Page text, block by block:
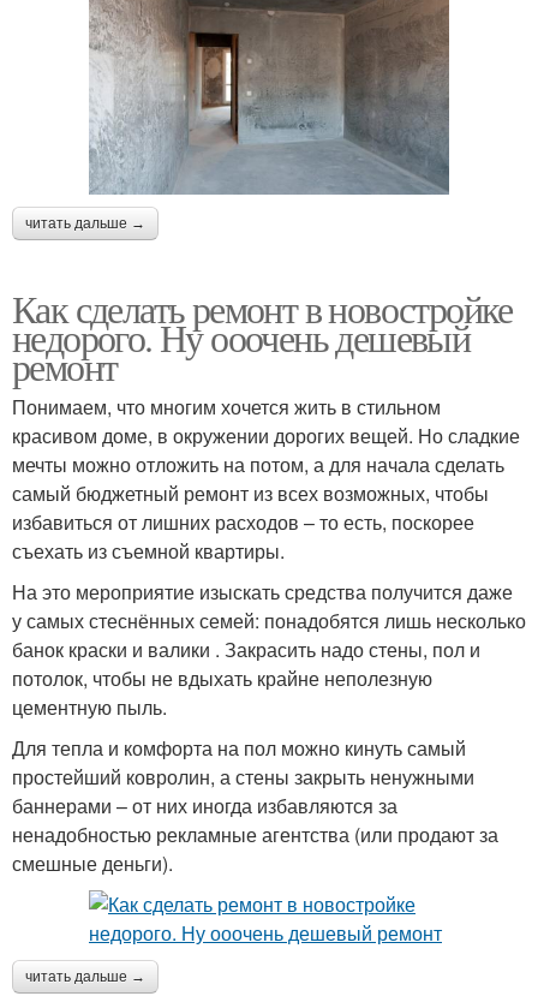
читать дальше →
Как сделать ремонт в новостройке
недорого. Ну ооочень дешевый
ремонт
Понимаем, что многим хочется жить в стильном
красивом доме, в окружении дорогих вещей. Но сладкие
мечты можно отложить на потом, а для начала сделать
самый бюджетный ремонт из всех возможных, чтобы
избавиться от лишних расходов – то есть, поскорее
съехать из съемной квартиры.
На это мероприятие изыскать средства получится даже
у самых стеснённых семей: понадобятся лишь несколько
банок краски и валики . Закрасить надо стены, пол и
потолок, чтобы не вдыхать крайне неполезную
цементную пыль.
Для тепла и комфорта на пол можно кинуть самый
простейший ковролин, а стены закрыть ненужными
баннерами – от них иногда избавляются за
ненадобностью рекламные агентства (или продают за
смешные деньги).
читать дальше →